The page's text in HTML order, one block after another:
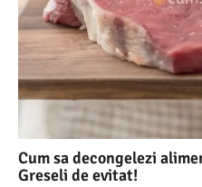
Cum sa decongelezi
Greseli de evitat!